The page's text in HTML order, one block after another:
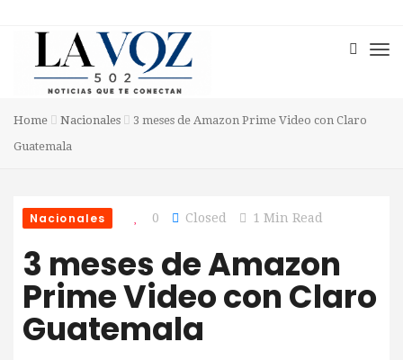
Home Nacionales
3 meses de Amazon Prime Video con Claro
Guatemala
Nacionales 0 Closed 1 Min Read
3 meses de Amazon
Prime Video con Claro
Guatemala